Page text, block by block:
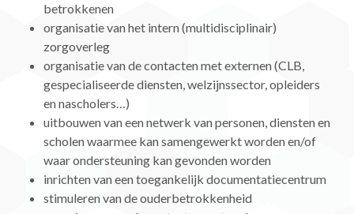
betrokkenen
organisatie van het intern (multidisciplinair)
zorgoverleg
organisatie van de contacten met externen (CLB,
gespecialiseerde diensten, welzijnssector, opleiders
en nascholers…)
uitbouwen van een netwerk van personen, diensten en
scholen waarmee kan samengewerkt worden en/of
waar ondersteuning kan gevonden worden
inrichten van een toegankelijk documentatiecentrum
stimuleren van de ouderbetrokkenheid